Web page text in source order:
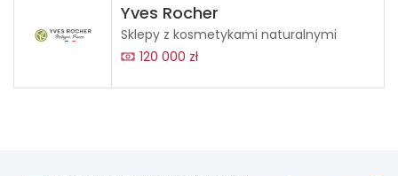
Yves Rocher
Sklepy z kosmetykami naturalnymi
120 000 zł